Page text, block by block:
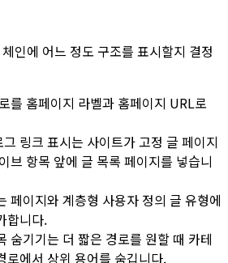
인에 어느 정도 구조를 표시할지 결정
를 홈페이지 라벨과 홈페이지 URL로
링크 표시는 사이트가 고정 글 페이지
브 항목 앞에 글 목록 페이지를 넣습니
페이지와 계층형 사용자 정의 글 유형에
합니다.
숨기기는 더 짧은 경로를 원할 때 카테
로에서 상위 용어를 숨깁니다.